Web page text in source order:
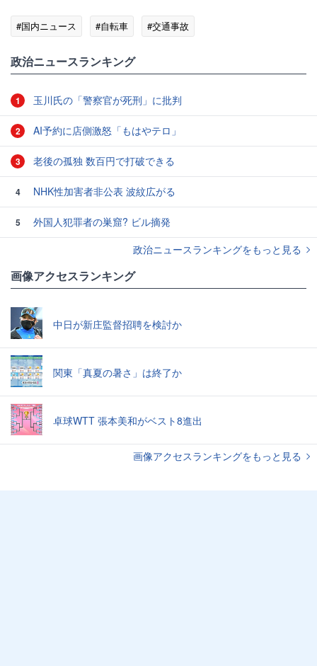
#国内ニュース #自転車 #交通事故
政治ニュースランキング
1 玉川氏の「警察官が死刑」に批判
2 AI予約に店側激怒「もはやテロ」
3 老後の孤独 数百円で打破できる
4 NHK性加害者非公表 波紋広がる
5
外国人犯罪者の巣窟? ビル摘発
政治ニュースランキングをもっと見る
画像アクセスランキング
中日が新庄監督招聘を検討か
関東「真夏の暑さ」は終了か
卓球WTT 張本美和がベスト8進出
画像アクセスランキングをもっと見る